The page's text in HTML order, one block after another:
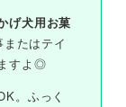
げ犬用お菓
たはテイ
すよ◎
。ふっく